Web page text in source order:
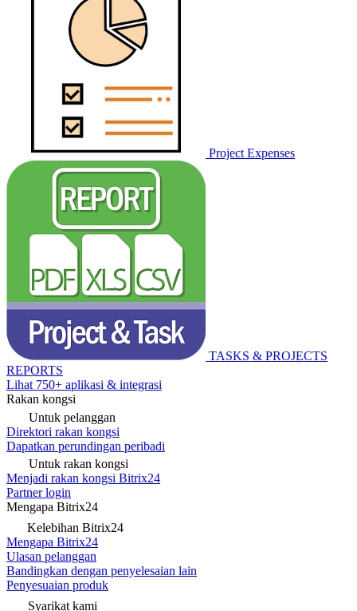
Project Expenses
TASKS & PROJECTS
REPORTS
Lihat 750+ aplikasi & integrasi
Rakan kongsi
Untuk pelanggan
Direktori rakan kongsi
Dapatkan perundingan peribadi
Untuk rakan kongsi
Menjadi rakan kongsi Bitrix24
Partner login
Mengapa Bitrix24
Kelebihan Bitrix24
Mengapa Bitrix24
Ulasan pelanggan
Bandingkan dengan penyelesaian lain
Penyesuaian produk
Syarikat kami